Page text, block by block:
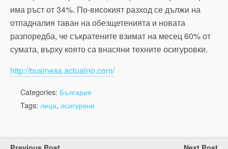
има ръст от 34%. По-високият разход се дължи на
отпадналия таван на обезщетенията и новата
разпоредба, че съкратените взимат на месец 60% от
сумата, върху която са внасяни техните осигуровки.
http://business.actualno.com/
Categories: България
Tags: лица, осигурени